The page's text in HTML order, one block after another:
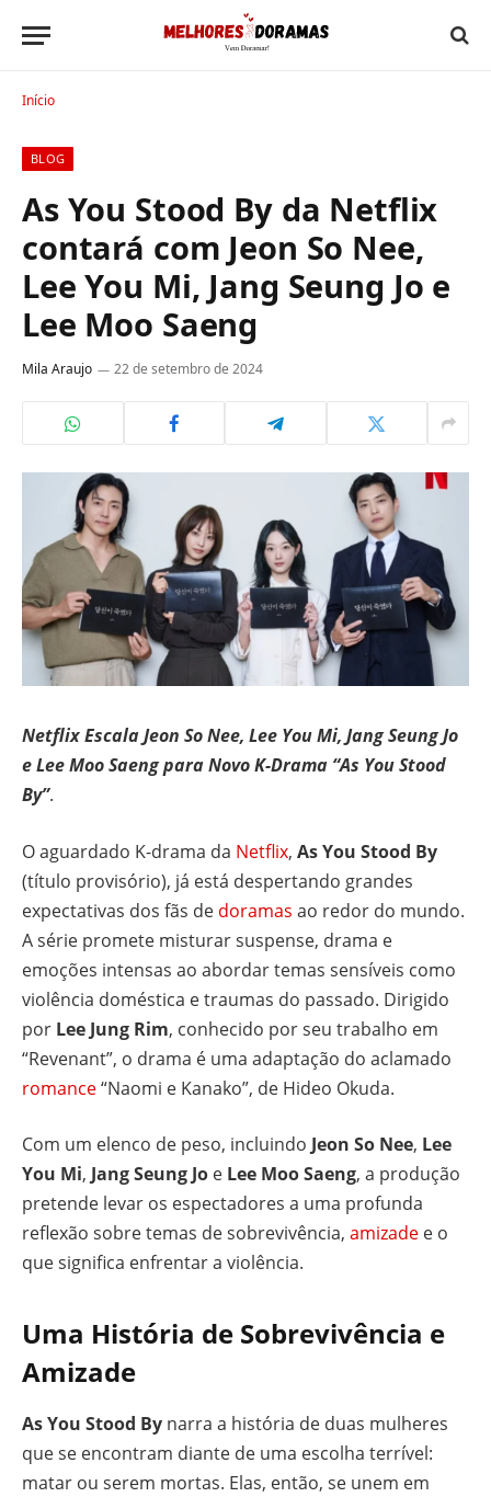
Início
BLOG
As You Stood By da Netflix
contará com Jeon So Nee,
Lee You Mi, Jang Seung Jo e
Lee Moo Saeng
Mila Araujo 22 de setembro de 2024
Netflix Escala Jeon So Nee, Lee You Mi, Jang Seung Jo
e Lee Moo Saeng para Novo K-Drama “As You Stood
By”.
O aguardado K-drama da Netflix, As You Stood By
(título provisório), já está despertando grandes
expectativas dos fãs de doramas ao redor do mundo.
A série promete misturar suspense, drama e
emoções intensas ao abordar temas sensíveis como
violência doméstica e traumas do passado. Dirigido
por Lee Jung Rim, conhecido por seu trabalho em
“Revenant”, o drama é uma adaptação do aclamado
romance“Naomi e Kanako”, de Hideo Okuda.
Com um elenco de peso, incluindo Jeon So Nee, Lee
You Mi, Jang Seung Jo e Lee Moo Saeng, a produção
pretende levar os espectadores a uma profunda
reflexão sobre temas de sobrevivência, amizade e o
que significa enfrentar a violência.
Uma História de Sobrevivência e
Amizade
As You Stood By narra a história de duas mulheres
que se encontram diante de uma escolha terrível:
matar ou serem mortas. Elas, então, se unem em